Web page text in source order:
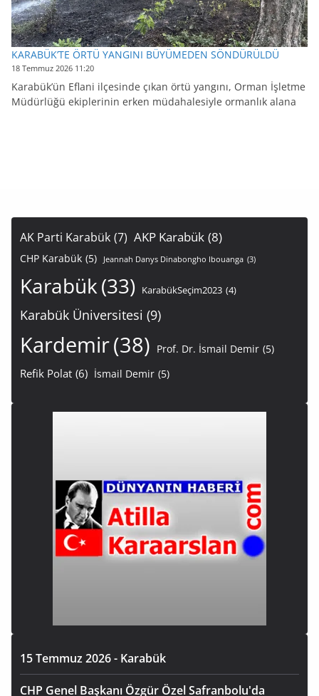
KARABÜK’TE ÖRTÜ YANGINI BÜYÜMEDEN SÖNDÜRÜLDÜ
18 Temmuz 2026 11:20
Karabük’ün Eflani ilçesinde çıkan örtü yangını, Orman İşletme
Müdürlüğü ekiplerinin erken müdahalesiyle ormanlık alana
AK Parti Karabük (7) AKP Karabük (8)
CHP Karabük (5) Jeannah Danys Dinabongho Ibouanga (3)
Karabük(33) KarabükSeçim2023 (4)
Karabük Üniversitesi (9)
Kardemir(38) Prof. Dr. İsmail Demir (5)
Refik Polat (6) İsmail Demir (5)
15 Temmuz 2026 - Karabük
CHP Genel Başkanı Özgür Özel Safranbolu'da